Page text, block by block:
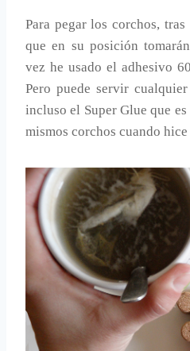
Para pegar los corchos,
que en su posición
vez he usado el adhesivo
Pero puede servir
incluso el Super Glue que
mismos corchos cuando